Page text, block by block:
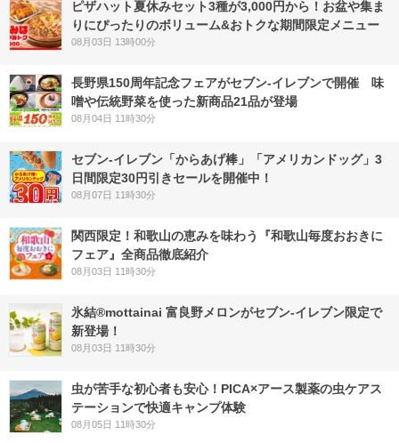
ピザハット夏休みセット3種が3,000円から！お盆や集ま
りにぴったりのボリューム&おトクな期間限定メニュー
08月03日 13時00分
長野県150周年記念フェアがセブン-イレブンで開催 味
噌や伝統野菜を使った新商品21品が登場
08月04日 11時30分
セブン‐イレブン「からあげ棒」「アメリカンドッグ」3
日間限定30円引きセールを開催中！
08月07日 11時30分
関西限定！和歌山の恵みを味わう『和歌山毎度おおきに
フェア』全商品徹底紹介
08月03日 11時30分
氷結®mottainai 富良野メロンがセブン‐イレブン限定で
新登場！
08月03日 11時30分
虫が苦手な初心者も安心！PICA×アース製薬の虫ケアス
テーションで快適キャンプ体験
08月05日 11時30分